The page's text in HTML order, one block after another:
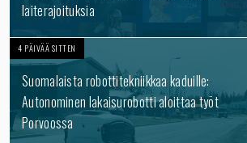
laiterajoituksia
4 PÄIVÄÄ SITTEN
Suomalaista robottitekniikkaa kaduille:
Autonominen lakaisurobotti aloittaa työt
Porvoossa